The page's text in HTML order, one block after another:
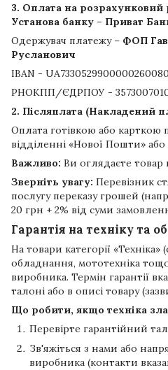
3. Оплата на розрахунковий
Установа банку – Приват
Одержувач платежу – ФОП
Русланович
IBAN -
РНОКПП/ЄДРПОУ -
2. Післяплата (Накладений
Оплата готівкою або карткою
відділенні «Нової Пошти»
Важливо: Ви оглядаєте
Зверніть увагу: Перевізник
послугу переказу грошей
20 грн + 2% від суми
Гарантія на техніку та
На товари категорії «Техніка»
обладнання, мототехніка
виробника. Термін гарантії
талоні або в описі товару
Що робити, якщо техніка
Перевірте гарантійний
Зв'яжіться з нами або
виробника (контакти